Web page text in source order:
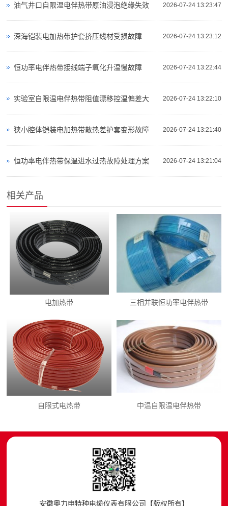
2026-07-24 13:23:47
油气井口自限温电伴热带原油浸泡绝缘失效
2026-07-24 13:23:12
深海铠装电加热带护套挤压线材受损故障
2026-07-24 13:22:44
恒功率电伴热带接线端子氧化升温慢故障
2026-07-24 13:22:10
实验室自限温电伴热带阻值漂移控温偏差大
2026-07-24 13:21:40
狭小腔体铠装电加热带散热差护套变形故障
2026-07-24 13:21:04
恒功率电伴热带保温进水过热故障处理方案
相关产品
电加热带 三相并联恒功率电伴热带
自限式电热带 中温自限温电伴热带
安徽奥力申特种电缆仪表有限公司【版权所有】